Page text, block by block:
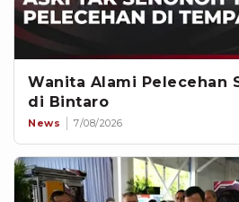
Wanita Alami Pelecehan
di Bintaro
News 7/08/2026